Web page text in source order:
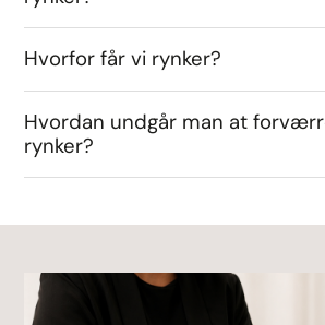
Hvorfor får vi rynker?
Hvordan undgår man at
rynker?